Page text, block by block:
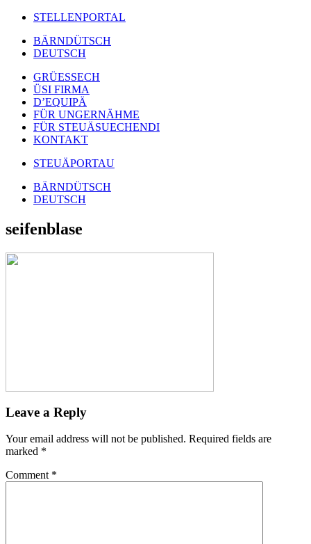
STELLENPORTAL
BÄRNDÜTSCH
DEUTSCH
GRÜESSECH
ÜSI FIRMA
D’EQUIPÄ
FÜR UNGERNÄHME
FÜR STEUÄSUECHENDI
KONTAKT
STEUÄPORTAU
BÄRNDÜTSCH
DEUTSCH
seifenblase
Leave a Reply
Your email address will not be published. Required fields are
marked *
Comment *